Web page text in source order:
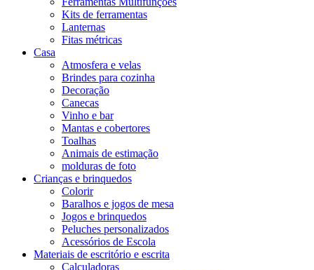
Kits de ferramentas
Lanternas
Fitas métricas
Casa
Atmosfera e velas
Brindes para cozinha
Decoração
Canecas
Vinho e bar
Mantas e cobertores
Toalhas
Animais de estimação
molduras de foto
Crianças e brinquedos
Colorir
Baralhos e jogos de mesa
Jogos e brinquedos
Peluches personalizados
Acessórios de Escola
Materiais de escritório e escrita
Calculadoras